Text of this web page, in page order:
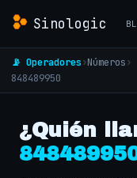
Sinologic
📡 Operadores›Números›
848489950
¿Quién